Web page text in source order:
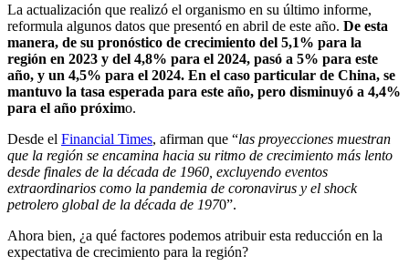
La actualización que realizó el organismo en su último informe,
reformula algunos datos que presentó en abril de este año. De esta
manera, de su pronóstico de crecimiento del 5,1% para la
región en 2023 y del 4,8% para el 2024, pasó a 5% para este
año, y un 4,5% para el 2024. En el caso particular de China, se
mantuvo la tasa esperada para este año, pero disminuyó a 4,4%
para el año próximo.
Desde el Financial Times, afirman que “las proyecciones muestran
que la región se encamina hacia su ritmo de crecimiento más lento
desde finales de la década de 1960, excluyendo eventos
extraordinarios como la pandemia de coronavirus y el shock
petrolero global de la década de 1970”.
Ahora bien, ¿a qué factores podemos atribuir esta reducción en la
expectativa de crecimiento para la región?